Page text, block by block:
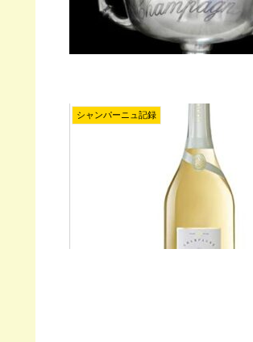
シャンパーニュ記録